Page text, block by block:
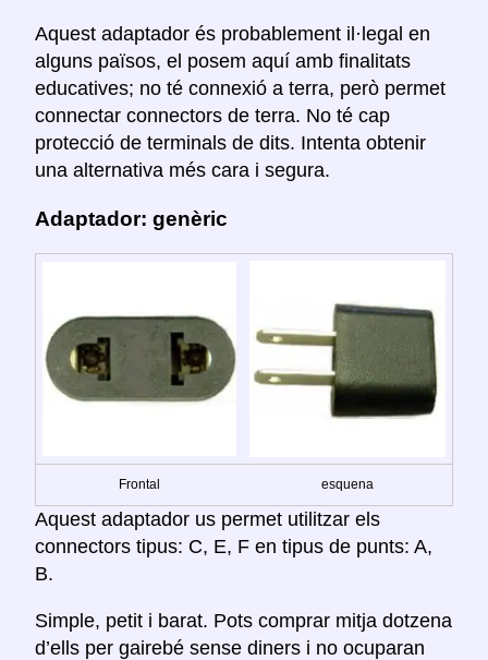
Aquest adaptador és probablement il·legal en
alguns països, el posem aquí amb finalitats
educatives; no té connexió a terra, però permet
connectar connectors de terra. No té cap
protecció de terminals de dits. Intenta obtenir
una alternativa més cara i segura.
Adaptador: genèric
Frontal esquena
Aquest adaptador us permet utilitzar els
connectors tipus: C, E, F en tipus de punts: A,
B.
Simple, petit i barat. Pots comprar mitja dotzena
d’ells per gairebé sense diners i no ocuparan